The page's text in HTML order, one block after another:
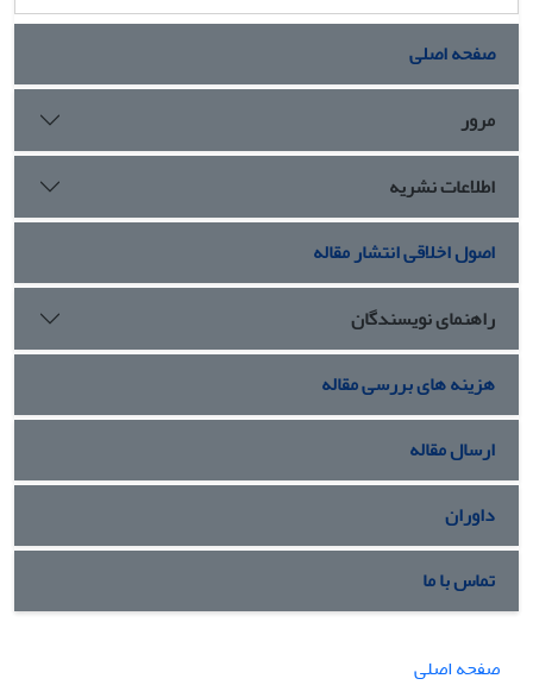
صفحه اصلی
مرور
اطلاعات نشریه
اصول اخلاقی انتشار مقاله
راهنمای نویسندگان
هزینه های بررسی مقاله
ارسال مقاله
داوران
تماس با ما
صفحه اصلی